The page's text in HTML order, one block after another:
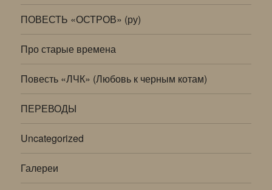
ПОВЕСТЬ «ОСТРОВ» (ру)
Про старые времена
Повесть «ЛЧК» (Любовь к черным котам)
ПЕРЕВОДЫ
Uncategorized
Галереи